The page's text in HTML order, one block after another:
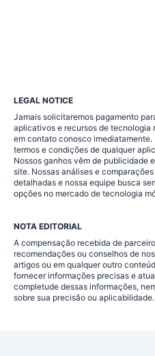
LEGAL NOTICE
Jamais solicitaremos pagamento
aplicativos e recursos de tecnologia
em contato conosco
termos e condições de qualquer
Nossos ganhos vêm de publicidade
site. Nossas análises e
detalhadas e nossa equipe busca
opções no mercado de tecnologia
NOTA EDITORIAL
A compensação recebida de
recomendações ou conselhos de
artigos ou em qualquer outro
fornecer informações precisas e
completude dessas informações,
sobre sua precisão ou aplicabilidade.